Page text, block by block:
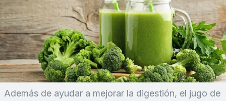
Además de ayudar a mejorar la digestión, el jugo de